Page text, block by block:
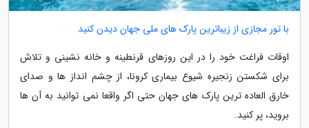
با تور مجازی از زیباترین پارک های ملی جهان دیدن کنید
اوقات فراغت خود را در این روزهای قرنطینه و خانه نشینی و تلاش
برای شکستن زنجیره شیوع بیماری کرونا، از چشم انداز ها و صدای
خارق العاده ترین پارک های جهان حتی اگر واقعا نمی توانید به آن ها
بروید، پر کنید.